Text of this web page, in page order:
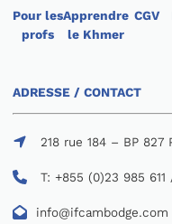
Pour les
profs
Apprendre
le Khmer
CGV
ADRESSE / CONTACT
218 rue 184 – BP 827
T: +855 (0)23 985 611
info@ifcambodge.com